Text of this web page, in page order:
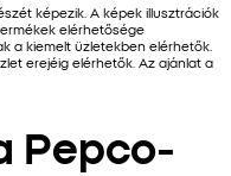
képezik. A képek illusztrációk
elérhetősége
a kiemelt üzletekben elérhetők.
erejéig elérhetők. Az ajánlat a
Pepco-